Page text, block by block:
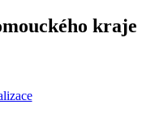
kraje